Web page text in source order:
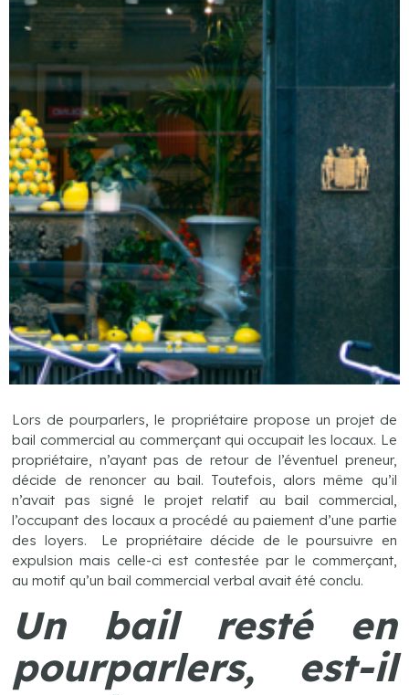
Lors de pourparlers, le propriétaire propose un projet de
bail commercial au commerçant qui occupait les locaux. Le
propriétaire, n’ayant pas de retour de l’éventuel preneur,
décide de renoncer au bail. Toutefois, alors même qu’il
n’avait pas signé le projet relatif au bail commercial,
l’occupant des locaux a procédé au paiement d’une partie
des loyers. Le propriétaire décide de le poursuivre en
expulsion mais celle-ci est contestée par le commerçant,
au motif qu’un bail commercial verbal avait été conclu.
Un bail resté en
pourparlers, est-il